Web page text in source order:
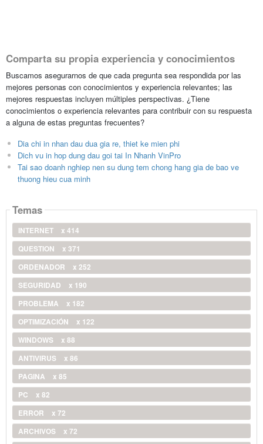
Comparta su propia experiencia y conocimientos
Buscamos asegurarnos de que cada pregunta sea respondida por las
mejores personas con conocimientos y experiencia relevantes; las
mejores respuestas incluyen múltiples perspectivas. ¿Tiene
conocimientos o experiencia relevantes para contribuir con su respuesta
a alguna de estas preguntas frecuentes?
Dia chi in nhan dau dua gia re, thiet ke mien phi
Dich vu in hop dung dau goi tai In Nhanh VinPro
Tai sao doanh nghiep nen su dung tem chong hang gia de bao ve
thuong hieu cua minh
Temas
INTERNET
x 414
QUESTION
x 371
ORDENADOR
x 252
SEGURIDAD
x 190
PROBLEMA
x 182
OPTIMIZACIÓN
x 122
WINDOWS
x 88
ANTIVIRUS
x 86
PAGINA
x 85
PC
x 82
ERROR
x 72
ARCHIVOS
x 72